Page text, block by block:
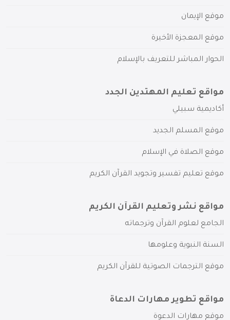
موقع الإيمان
موقع المعجزة الأخيرة
الحوار المباشر للتعريف بالإسلام
مواقع تعليم المهتدين الجدد
أكاديمية سبيلي
موقع المسلم الجديد
موقع الصلاة في الإسلام
موقع تعليم تفسير وتجويد القرآن الكريم
مواقع نشر وتعليم القرآن الكريم
الجامع لعلوم القرآن وترجماته
السنة النبوية وعلومها
موقع الترجمات الصوتية للقرآن الكريم
مواقع تطوير مهارات الدعاة
موقع مهارات الدعوة